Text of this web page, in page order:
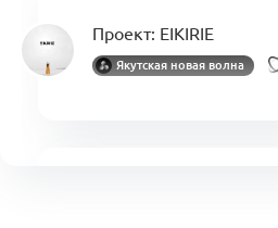
Проект: EIKIRIE
Якутская новая волна